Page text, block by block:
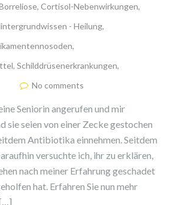
, Cortisol-Nebenwirkungen,
- Heilung,
,
, Schilddrüsenerkrankungen,
No comments
Seniorin angerufen und mir
sie seien von einer Zecke gestochen
Antibiotika einnehmen. Seitdem
versuchte ich, ihr zu erklären,
nach meiner Erfahrung geschadet
hat. Erfahren Sie nun mehr